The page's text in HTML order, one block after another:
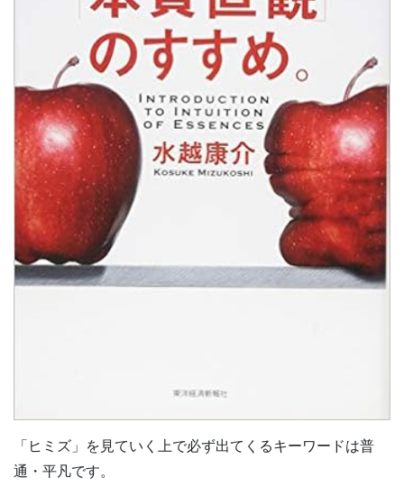
「ヒミズ」を見ていく上で必ず出てくるキーワードは普
通・平凡です。